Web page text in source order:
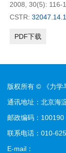
2008, 30(5): 116-
CSTR:
PDF下载
版权所有 © 《力学
通讯地址：北京海
邮政编码：100190
联系电话：010-
E-mail：